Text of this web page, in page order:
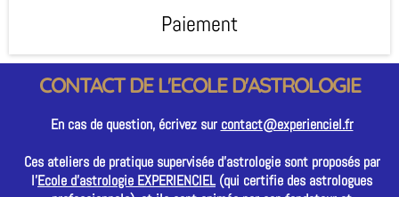
Paiement
CONTACT DE L'ECOLE D'ASTROLOGIE
En cas de question, écrivez sur contact@experienciel.fr
Ces ateliers de pratique supervisée d'astrologie sont proposés par
l'Ecole d'astrologie EXPERIENCIEL (qui certifie des astrologues